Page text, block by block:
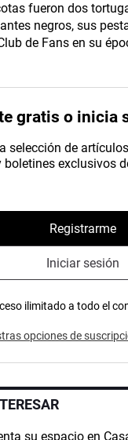
fueron dos
negros, sus
de Fans en su
gratis o inicia
selección de
boletines exclusivos
Registrarme
Iniciar sesión
ilimitado a todo el
opciones de